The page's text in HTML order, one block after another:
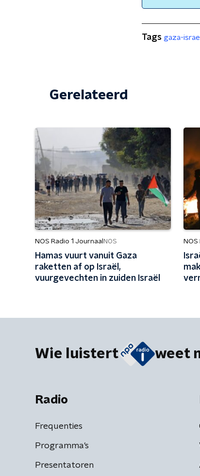
Tags gaza-israel
Gerelateerd
NOS Radio 1 Journaal NOS
Hamas vuurt vanuit Gaza
raketten af op Israël,
vuurgevechten in zuiden Israël
NOS
Wie luistert weet
Radio
Frequenties
Programma's
Presentatoren